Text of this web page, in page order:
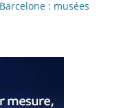
: musées